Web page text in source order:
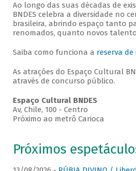
Ao longo das suas décadas de
BNDES celebra a diversidade no
brasileira, abrindo espaço tanto
renomados, quanto novos
Saiba como funciona a reserva de
As atrações do Espaço Cultural
através de concurso público.
Espaço Cultural BNDES
Av, Chile, 100 - Centro
Próximo ao metrô Carioca
Próximos